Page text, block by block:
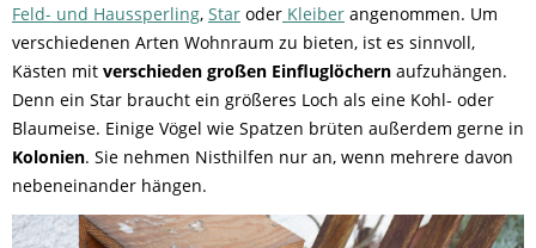
Feld- und Haussperling, Star oder Kleiber angenommen. Um
verschiedenen Arten Wohnraum zu bieten, ist es sinnvoll,
Kästen mit verschieden großen Einfluglöchern aufzuhängen.
Denn ein Star braucht ein größeres Loch als eine Kohl- oder
Blaumeise. Einige Vögel wie Spatzen brüten außerdem gerne in
Kolonien. Sie nehmen Nisthilfen nur an, wenn mehrere davon
nebeneinander hängen.